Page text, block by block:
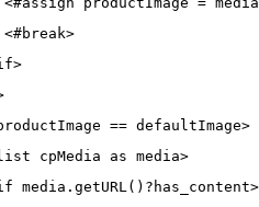
<#break>
== defaultImage>
cpMedia as media>